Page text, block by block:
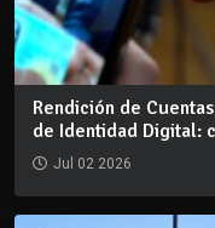
Rendición de
de Identidad Digital:
Jul 02 2026